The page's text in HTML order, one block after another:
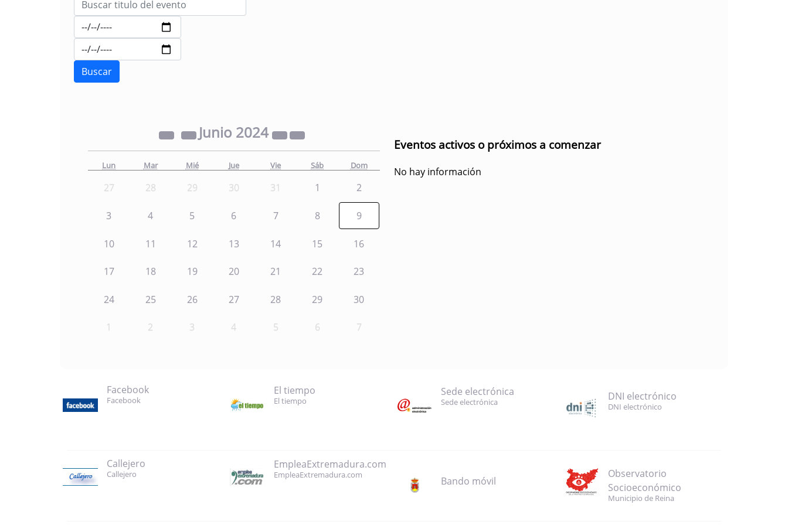
Junio 2024
Lun Mar Mié Jue Vie Sáb Dom
27 28 29 30 31 1 2
3 4 5 6 7 8 9
10 11 12 13 14 15 16
17 18 19 20 21 22 23
24 25 26 27 28 29 30
1 2 3 4 5 6 7
Eventos activos o próximos a comenzar
No hay información
Facebook
Facebook
El tiempo
El tiempo
Sede electrónica
Sede electrónica DNI electrónico
DNI electrónico
Callejero
Callejero
EmpleaExtremadura.com
EmpleaExtremadura.com
Bando móvil
Observatorio
Socioeconómico
Municipio de Reina